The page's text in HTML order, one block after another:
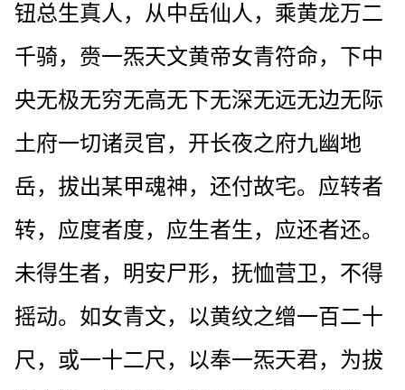
钮总生真人，从中岳仙人，乘黄龙万二
千骑，赍一炁天文黄帝女青符命，下中
央无极无穷无高无下无深无远无边无际
土府一切诸灵官，开长夜之府九幽地
岳，拔出某甲魂神，还付故宅。应转者
转，应度者度，应生者生，应还者还。
未得生者，明安尸形，抚恤营卫，不得
摇动。如女青文，以黄纹之缯一百二十
尺，或一十二尺，以奉一炁天君，为拔